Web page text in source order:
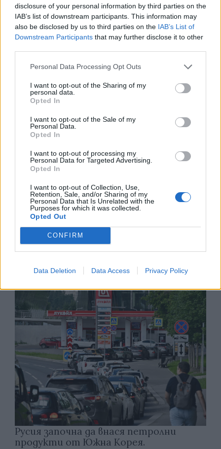
disclosure of your personal information by third parties on the
IAB’s list of downstream participants. This information may
also be disclosed by us to third parties on the IAB’s List of
Downstream Participants that may further disclose it to other
Personal Data Processing Opt Outs
I want to opt-out of the Sharing of my
personal data.
Opted In
I want to opt-out of the Sale of my
Personal Data.
Opted In
I want to opt-out of processing my
Personal Data for Targeted Advertising.
Opted In
I want to opt-out of Collection, Use,
Retention, Sale, and/or Sharing of my
Personal Data that Is Unrelated with the
Purposes for which it was collected.
Opted Out
CONFIRM
Data Deletion Data Access Privacy Policy
Природен газ от Кипър ще потече към
Европа през 2028 година
09.08.2026 / 17:30
Белият дом спира проекти за
Русия започна да внася петролни
продукти от Южна Корея.